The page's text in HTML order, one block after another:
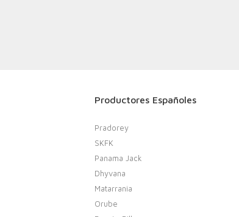
Productores Españoles
Pradorey
SKFK
Panama Jack
Dhyvana
Matarrania
Orube